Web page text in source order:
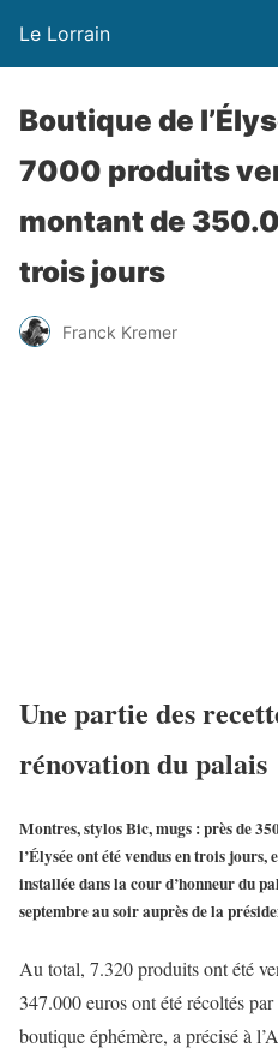
Le Lorrain
Boutique de
7000 produits
montant de
trois jours
Franck Kremer
Une partie des
rénovation du palais
Montres, stylos Bic, mugs : près de
l’Élysée ont été vendus en trois
installée dans la cour d’honneur du
septembre au soir auprès de la
Au total, 7.320 produits ont été
347.000 euros ont été récoltés
boutique éphémère, a précisé à